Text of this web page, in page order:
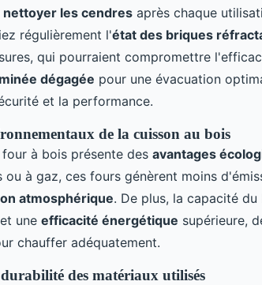
nettoyer les cendres après chaque
régulièrement l'état des briques
qui pourraient compromettre
dégagée pour une évacuation
et la performance.
de la cuisson au bois
à bois présente des avantages
à gaz, ces fours génèrent moins
atmosphérique. De plus, la capacité
une efficacité énergétique supérieure,
chauffer adéquatement.
des matériaux utilisés